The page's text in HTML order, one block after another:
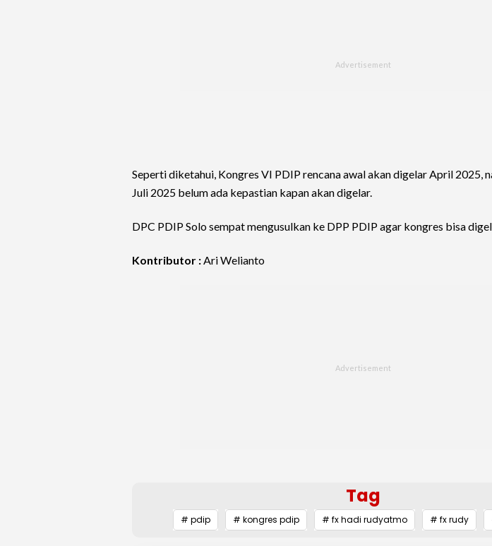
Seperti diketahui, Kongres VI PDIP rencana awal akan digelar April 2025,
Juli 2025 belum ada kepastian kapan akan digelar.
DPC PDIP Solo sempat mengusulkan ke DPP PDIP agar kongres bisa
Kontributor :Ari Welianto
Tag
# pdip # kongres pdip # fx hadi rudyatmo # fx rudy